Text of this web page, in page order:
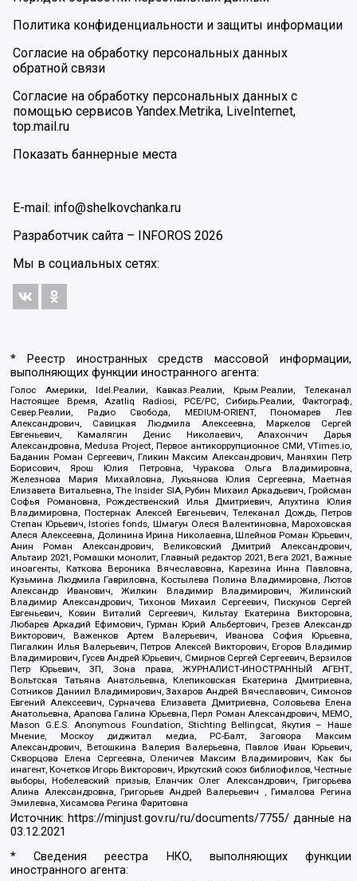
Политика конфиденциальности и защиты информации
Согласие на обработку персональных данных
обратной связи
Согласие на обработку персональных данных с
помощью сервисов Yandex.Metrika, LiveInternet,
top.mail.ru
Показать баннерные места
E-mail: info@shelkovchanka.ru
Разработчик сайта –
INFOROS 2026
Мы в социальных сетях:
* Реестр иностранных средств массовой информации,
выполняющих функции иностранного агента:
Голос Америки, Idel.Реалии, Кавказ.Реалии, Крым.Реалии, Телеканал
Настоящее Время, Azatliq Radiosi, PCE/PC, Сибирь.Реалии, Фактограф,
Север.Реалии, Радио Свобода, MEDIUM-ORIENT, Пономарев Лев
Александрович, Савицкая Людмила Алексеевна, Маркелов Сергей
Евгеньевич, Камалягин Денис Николаевич, Апахончич Дарья
Александровна, Medusa Project, Первое антикоррупционное СМИ, VTimes.io,
Баданин Роман Сергеевич, Гликин Максим Александрович, Маняхин Петр
Борисович, Ярош Юлия Петровна, Чуракова Ольга Владимировна,
Железнова Мария Михайловна, Лукьянова Юлия Сергеевна, Маетная
Елизавета Витальевна, The Insider SIA, Рубин Михаил Аркадьевич, Гройсман
Софья Романовна, Рождественский Илья Дмитриевич, Апухтина Юлия
Владимировна, Постернак Алексей Евгеньевич, Телеканал Дождь, Петров
Степан Юрьевич, Istories fonds, Шмагун Олеся Валентиновна, Мароховская
Алеся Алексеевна, Долинина Ирина Николаевна, Шлейнов Роман Юрьевич,
Анин Роман Александрович, Великовский Дмитрий Александрович,
Альтаир 2021, Ромашки монолит, Главный редактор 2021, Вега 2021, Важные
иноагенты, Каткова Вероника Вячеславовна, Карезина Инна Павловна,
Кузьмина Людмила Гавриловна, Костылева Полина Владимировна, Лютов
Александр Иванович, Жилкин Владимир Владимирович, Жилинский
Владимир Александрович, Тихонов Михаил Сергеевич, Пискунов Сергей
Евгеньевич, Ковин Виталий Сергеевич, Кильтау Екатерина Викторовна,
Любарев Аркадий Ефимович, Гурман Юрий Альбертович, Грезев Александр
Викторович, Важенков Артем Валерьевич, Иванова София Юрьевна,
Пигалкин Илья Валерьевич, Петров Алексей Викторович, Егоров Владимир
Владимирович, Гусев Андрей Юрьевич, Смирнов Сергей Сергеевич, Верзилов
Петр Юрьевич, ЗП, Зона права, ЖУРНАЛИСТ-ИНОСТРАННЫЙ АГЕНТ,
Вольтская Татьяна Анатольевна, Клепиковская Екатерина Дмитриевна,
Сотников Даниил Владимирович, Захаров Андрей Вячеславович, Симонов
Евгений Алексеевич, Сурначева Елизавета Дмитриевна, Соловьева Елена
Анатольевна, Арапова Галина Юрьевна, Перл Роман Александрович, МЕМО,
Mason G.E.S. Anonymous Foundation, Stichting Bellingcat, Якутия – Наше
Мнение, Москоу диджитал медиа, РС-Балт, Заговора Максим
Александрович, Ветошкина Валерия Валерьевна, Павлов Иван Юрьевич,
Скворцова Елена Сергеевна, Оленичев Максим Владимирович, Как бы
инагент, Кочетков Игорь Викторович, Иркутский союз библиофилов, Честные
выборы, Нобелевский призыв, Еланчик Олег Александрович, Григорьева
Алина Александровна, Григорьев Андрей Валерьевич , Гималова Регина
Эмилевна, Хисамова Регина Фаритовна
Источник: https://minjust.gov.ru/ru/documents/7755/ данные на
03.12.2021
* Сведения реестра НКО, выполняющих функции
иностранного агента: